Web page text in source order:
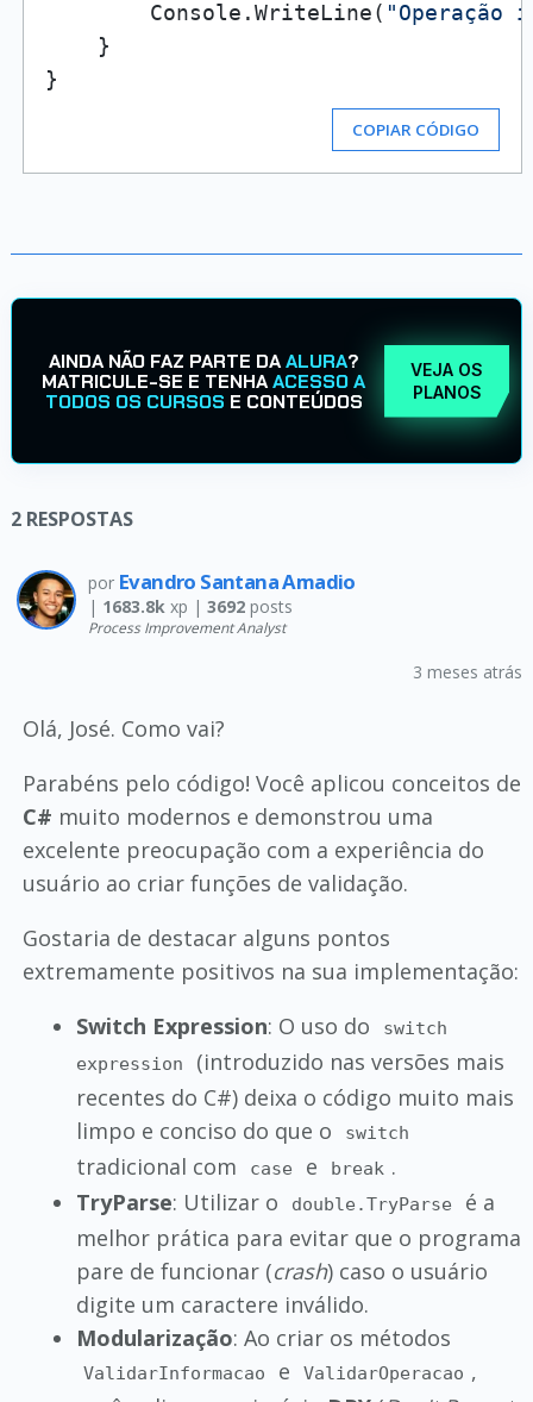
        Console.WriteLine(
    }
COPIAR CÓDIGO
AINDA NÃO FAZ PARTE DAALURA?
MATRICULE-SE E TENHAACESSO A
TODOS OS CURSOS E CONTEÚDOS
VEJA OS
PLANOS
2 RESPOSTAS
por Evandro Santana Amadio
| 1683.8kxp | 3692posts
Process Improvement Analyst
3 meses atrás
Olá, José. Como vai?
Parabéns pelo código! Você aplicou conceitos de
C# muito modernos e demonstrou uma
excelente preocupação com a experiência do
usuário ao criar funções de validação.
Gostaria de destacar alguns pontos
extremamente positivos na sua implementação:
Switch Expression: O uso do
switch
expression
(introduzido nas versões mais
recentes do C#) deixa o código muito mais
limpo e conciso do que o
switch
tradicional com case e break .
TryParse: Utilizar o double.TryParse
é a
melhor prática para evitar que o programa
pare de funcionar (crash) caso o usuário
digite um caractere inválido.
Modularização: Ao criar os métodos
ValidarInformacao e ValidarOperacao ,